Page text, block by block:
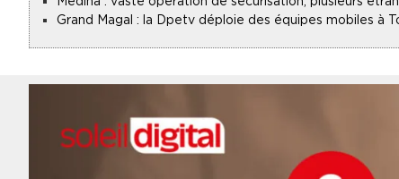
Grand Magal : la Dpetv déploie des équipes mobiles à